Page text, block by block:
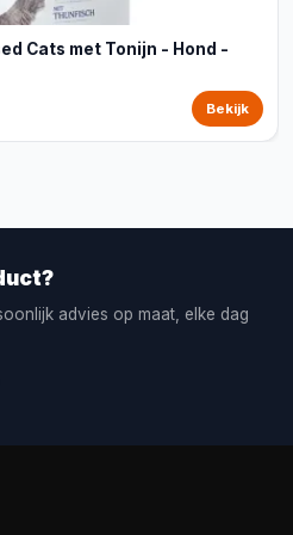
Cats met Tonijn - Hond -
Bekijk
advies op maat, elke dag